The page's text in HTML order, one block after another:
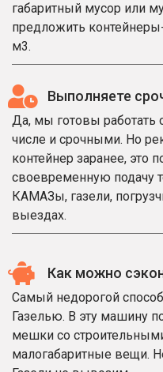
габаритный мусор или
предложить
м3.
Выполняете
Да, мы готовы работать
числе и срочными. Но
контейнер заранее, это
своевременную подачу
КАМАЗы, газели,
выездах.
Как можно
Самый недорогой
Газелью. В эту машину
мешки со
малогабаритные вещи.